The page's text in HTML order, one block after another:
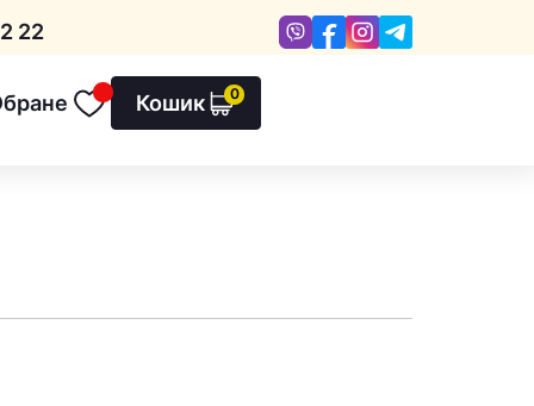
22 ViberFacebookInstagram
Кошик 0